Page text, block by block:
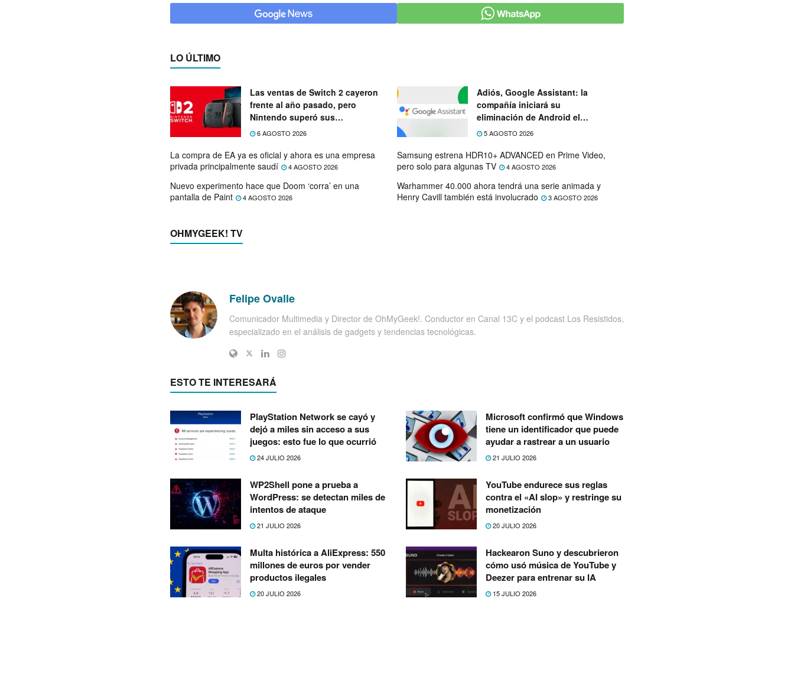
LO ÚLTIMO
Las ventas de Switch 2 cayeron
frente al año pasado, pero
Nintendo superó sus
expectativas
6 AGOSTO 2026
Adiós, Google Assistant: la
compañía iniciará su
eliminación de Android el
próximo mes
5 AGOSTO 2026
La compra de EA ya es oficial y ahora es una empresa
privada principalmente saudí
4 AGOSTO 2026
Samsung estrena HDR10+ ADVANCED en Prime Video,
pero solo para algunas TV
4 AGOSTO 2026
Nuevo experimento hace que Doom ‘corra’ en una
pantalla de Paint
4 AGOSTO 2026
Warhammer 40.000 ahora tendrá una serie animada y
Henry Cavill también está involucrado
3 AGOSTO 2026
OHMYGEEK! TV
Felipe Ovalle
Comunicador Multimedia y Director de OhMyGeek!. Conductor en Canal 13C y el podcast Los Resistidos,
especializado en el análisis de gadgets y tendencias tecnológicas.
ESTO TE INTERESARÁ
PlayStation Network se cayó y
dejó a miles sin acceso a sus
juegos: esto fue lo que ocurrió
24 JULIO 2026
Microsoft confirmó que Windows
tiene un identificador que puede
ayudar a rastrear a un usuario
21 JULIO 2026
WP2Shell pone a prueba a
WordPress: se detectan miles de
intentos de ataque
21 JULIO 2026
YouTube endurece sus reglas
contra el «AI slop» y restringe su
monetización
20 JULIO 2026
Multa histórica a AliExpress: 550
millones de euros por vender
productos ilegales
20 JULIO 2026
Hackearon Suno y descubrieron
cómo usó música de YouTube y
Deezer para entrenar su IA
15 JULIO 2026